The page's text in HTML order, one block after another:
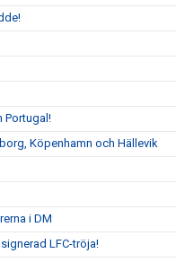
Portugal!
Köpenhamn och Hällevik
i DM
LFC-tröja!